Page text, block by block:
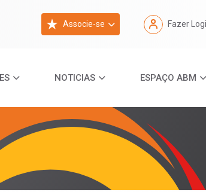
Associe-se Fazer
NOTICIAS ESPAÇO ABM